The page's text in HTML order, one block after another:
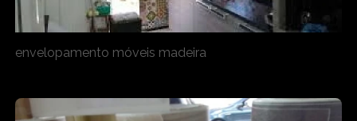
envelopamento móveis madeira